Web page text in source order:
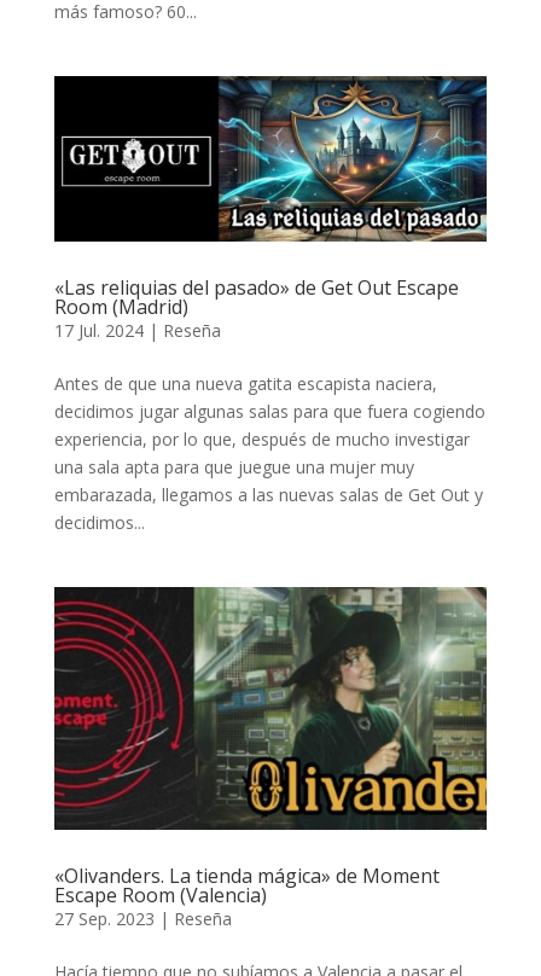
más famoso? 60...
«Las reliquias del pasado» de Get Out Escape
Room (Madrid)
17 Jul. 2024| Reseña
Antes de que una nueva gatita escapista naciera,
decidimos jugar algunas salas para que fuera cogiendo
experiencia, por lo que, después de mucho investigar
una sala apta para que juegue una mujer muy
embarazada, llegamos a las nuevas salas de Get Out y
decidimos...
«Olivanders. La tienda mágica» de Moment
Escape Room (Valencia)
27 Sep. 2023 | Reseña